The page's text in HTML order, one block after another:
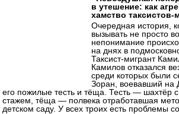
в утешение: как
хамство таксистов-
Очередная история,
вызывать не просто
непонимание
на днях в
Таксист-мигрант
Камилов отказался
среди которых были
Зоран, воевавший на
его пожилые тесть и тёща. Тесть — шахтёр
стажем, тёща — полвека отработавшая
детском саду. У всех троих есть проблемы